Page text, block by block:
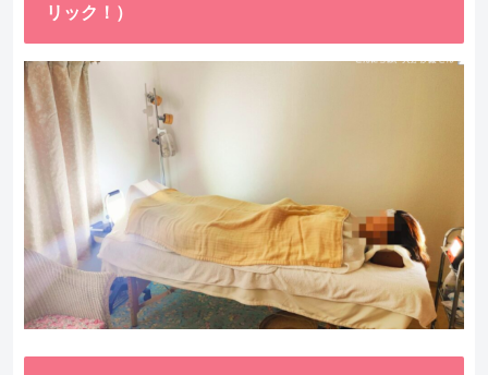
リック！）